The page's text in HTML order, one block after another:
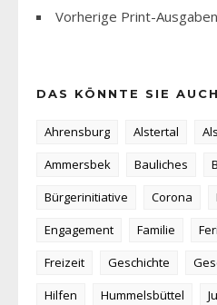
Vorherige Print-
DAS KÖNNTE SIE
Ahrensburg Alstertal
Ammersbek
Bauliches
Bürgerinitiative
Corona
Engagement
Familie
Freizeit
Geschichte
Hilfen
Hummelsbüttel